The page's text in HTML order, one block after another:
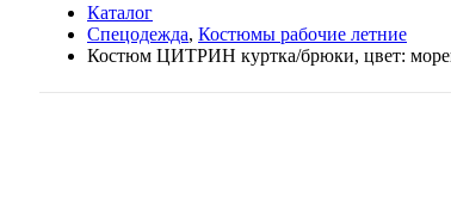
Каталог
Спецодежда, Костюмы рабочие летние
Костюм ЦИТРИН куртка/брюки, цвет: